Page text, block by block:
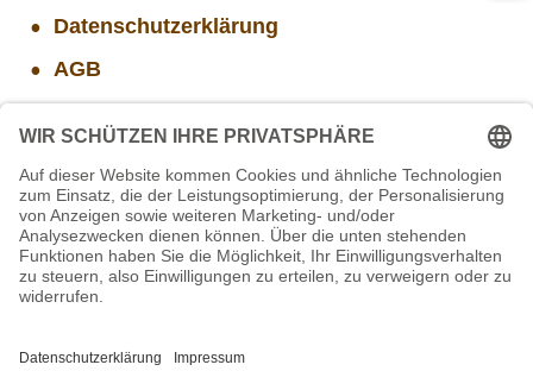
Datenschutzerklärung
AGB
Widerrufsbelehrung
Aktuelle Stellenangebote
Mitarbeiter(w/m/d) Imbiss - Betrieb im Projekt